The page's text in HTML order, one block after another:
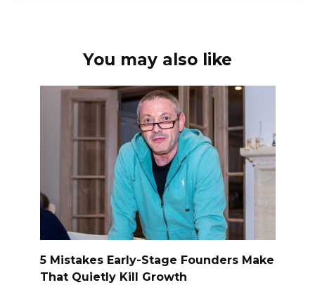
You may also like
5 Mistakes Early-Stage Founders Make
That Quietly Kill Growth